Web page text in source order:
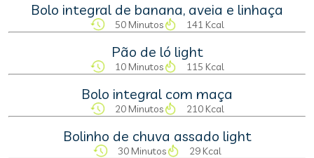
Bolo integral de banana, aveia e linhaça
50 Minutos 141 Kcal
Pão de ló light
10 Minutos 115 Kcal
Bolo integral com maça
20 Minutos 210 Kcal
Bolinho de chuva assado light
30 Minutos 29 Kcal